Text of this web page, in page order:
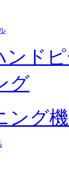
ンド
グ
ング